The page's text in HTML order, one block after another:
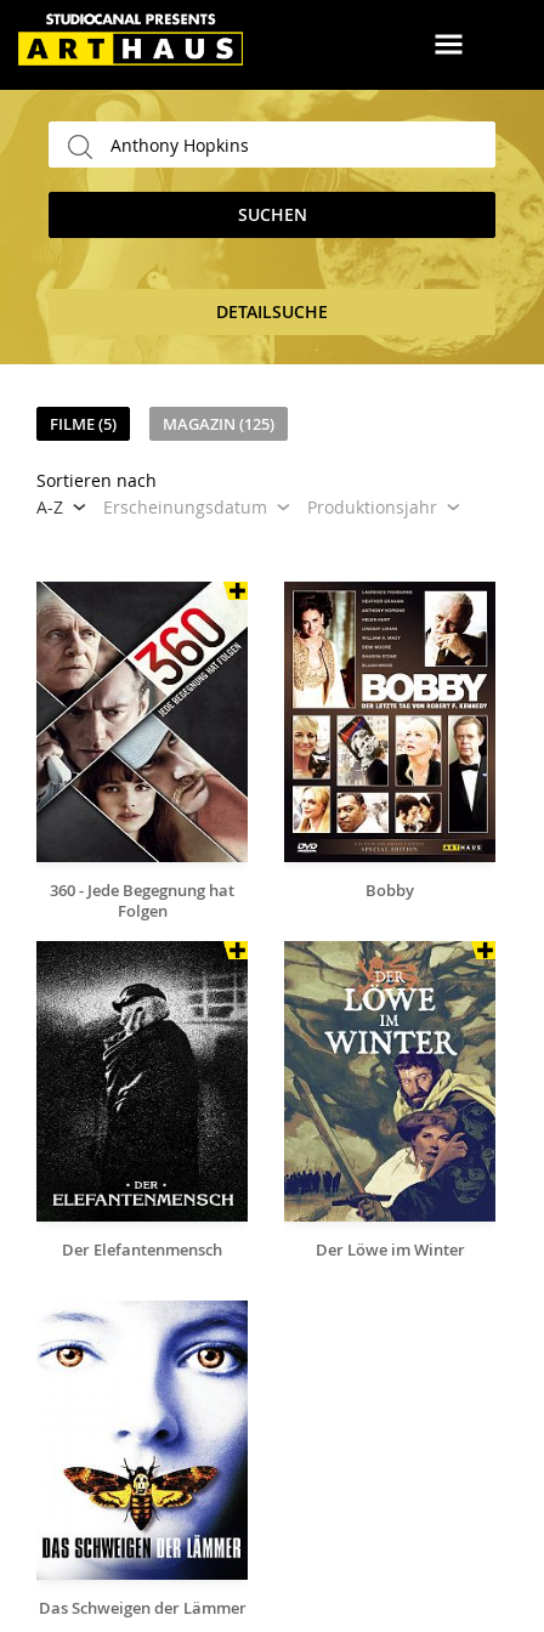
SUCHEN
DETAILSUCHE
FILME (5) MAGAZIN (125)
Sortieren nach
A-Z
Erscheinungsdatum Produktionsjahr
360 - Jede Begegnung hat
Folgen
Bobby
Der Elefantenmensch Der Löwe im Winter
Das Schweigen der Lämmer